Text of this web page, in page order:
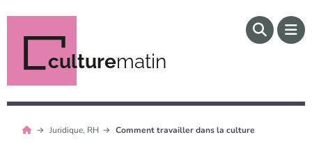
culturematin
Juridique, RH Comment travailler dans la culture